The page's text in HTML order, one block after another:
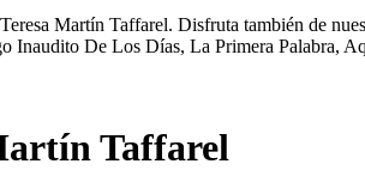
Martín Taffarel. Disfruta también de
De Los Días, La Primera Palabra,
Taffarel